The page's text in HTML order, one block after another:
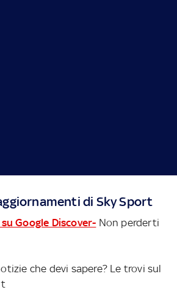
di Sky Sport
Google Discover- Non perderti
che devi sapere? Le trovi sul